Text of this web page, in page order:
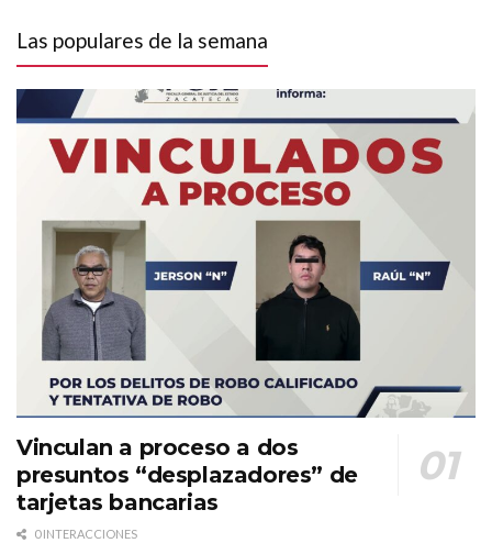
Las populares de la semana
Vinculan a proceso a dos
presuntos “desplazadores” de
tarjetas bancarias
0 INTERACCIONES